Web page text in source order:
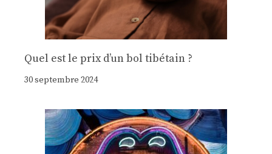
Quel est le prix d’un bol tibétain ?
30 septembre 2024